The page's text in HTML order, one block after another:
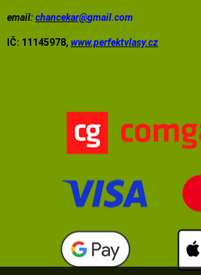
email:chancekar@gmail.com
IČ: 11145978, www.perfektvlasy.cz